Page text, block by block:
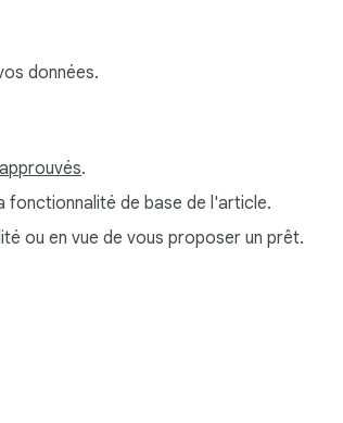
données.
.
fonctionnalité de base de l'article.
ou en vue de vous proposer un prêt.